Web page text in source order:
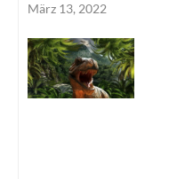
März 13, 2022